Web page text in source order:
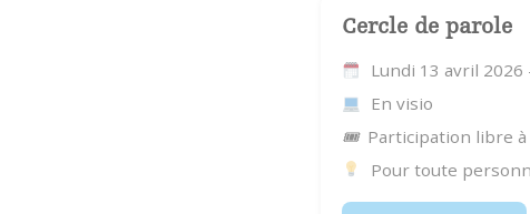
Cercle de parole
Lundi 13 avril
En visio
🎟 Participation libre
Pour toute